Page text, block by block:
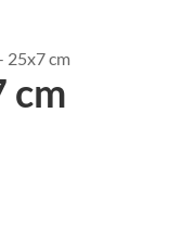
25x7 cm
cm